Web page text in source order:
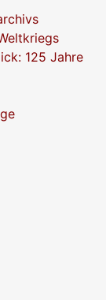
125 Jahre